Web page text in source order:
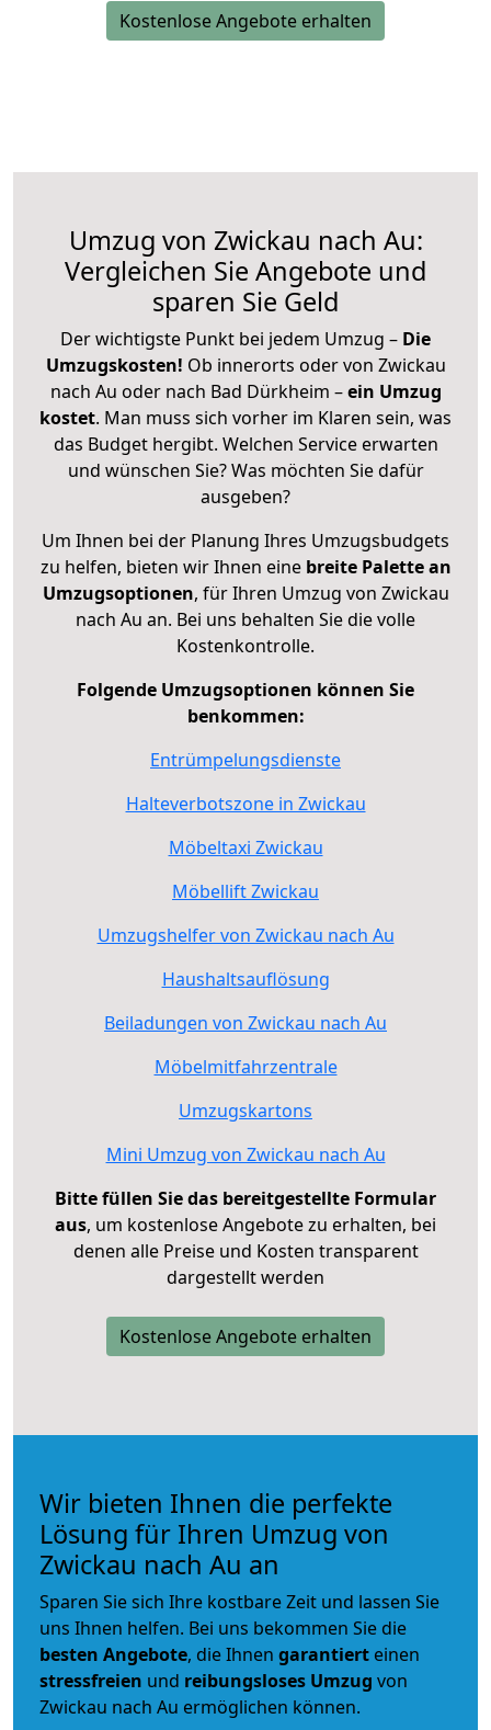
Kostenlose Angebote erhalten
Umzug von Zwickau nach Au:
Vergleichen Sie Angebote und
sparen Sie Geld
Der wichtigste Punkt bei jedem Umzug – Die
Umzugskosten! Ob innerorts oder von Zwickau
nach Au oder nach Bad Dürkheim –ein Umzug
kostet. Man muss sich vorher im Klaren sein, was
das Budget hergibt. Welchen Service erwarten
und wünschen Sie? Was möchten Sie dafür
ausgeben?
Um Ihnen bei der Planung Ihres Umzugsbudgets
zu helfen, bieten wir Ihnen eine breite Palette an
Umzugsoptionen, für Ihren Umzug von Zwickau
nach Au an. Bei uns behalten Sie die volle
Kostenkontrolle.
Folgende Umzugsoptionen können Sie
benkommen:
Entrümpelungsdienste
Halteverbotszone in Zwickau
Möbeltaxi Zwickau
Möbellift Zwickau
Umzugshelfer von Zwickau nach Au
Haushaltsauflösung
Beiladungen von Zwickau nach Au
Möbelmitfahrzentrale
Umzugskartons
Mini Umzug von Zwickau nach Au
Bitte füllen Sie das bereitgestellte Formular
aus, um kostenlose Angebote zu erhalten, bei
denen alle Preise und Kosten transparent
dargestellt werden
Kostenlose Angebote erhalten
Wir bieten Ihnen die perfekte
Lösung für Ihren Umzug von
Zwickau nach Au an
Sparen Sie sich Ihre kostbare Zeit und lassen Sie
uns Ihnen helfen. Bei uns bekommen Sie die
besten Angebote, die Ihnen garantiert einen
stressfreien und reibungsloses Umzug von
Zwickau nach Au ermöglichen können.